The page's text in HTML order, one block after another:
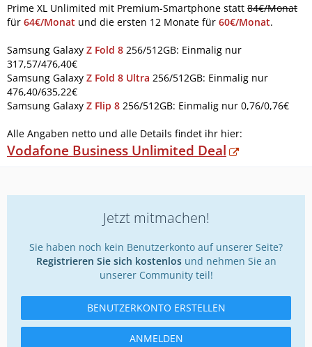
Prime XL Unlimited mit Premium-Smartphone statt 84€/Monat
für 64€/Monat und die ersten 12 Monate für 60€/Monat.
Samsung Galaxy Z Fold 8 256/512GB: Einmalig nur
317,57/476,40€
Samsung Galaxy Z Fold 8 Ultra 256/512GB: Einmalig nur
476,40/635,22€
Samsung Galaxy Z Flip 8 256/512GB: Einmalig nur 0,76/0,76€
Alle Angaben netto und alle Details findet ihr hier:
Vodafone Business Unlimited Deal
Jetzt mitmachen!
Sie haben noch kein Benutzerkonto auf unserer Seite?
Registrieren Sie sich kostenlosund nehmen Sie an
unserer Community teil!
BENUTZERKONTO ERSTELLEN
ANMELDEN